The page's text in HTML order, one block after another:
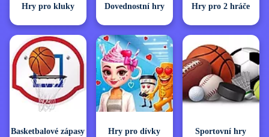
Hry pro kluky Dovednostní hry Hry pro 2 hráče
Basketbalové zápasy Hry pro dívky Sportovní hry